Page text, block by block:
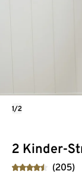
2 Kinder-
(205)
1/2